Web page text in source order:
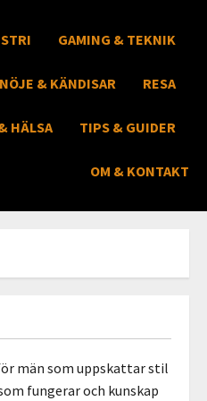
GAMING & TEKNIK
NÖJE & KÄNDISAR RESA
HÄLSA TIPS & GUIDER
OM & KONTAKT
män som uppskattar stil
fungerar och kunskap